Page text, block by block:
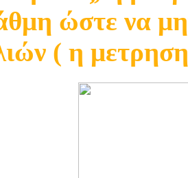
ώστε να
( η μετρηση